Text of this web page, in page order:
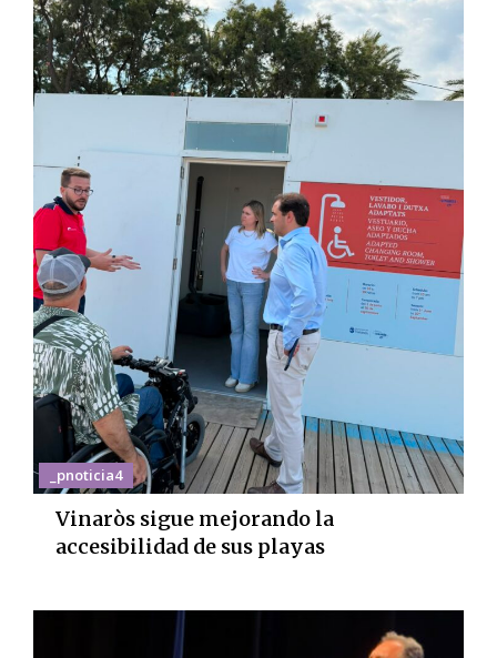
_pnoticia4
Vinaròs sigue mejorando la
accesibilidad de sus playas